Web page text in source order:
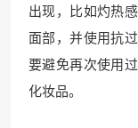
出现，比如灼热
面部，并使用抗
要避免再次使用
化妆品。